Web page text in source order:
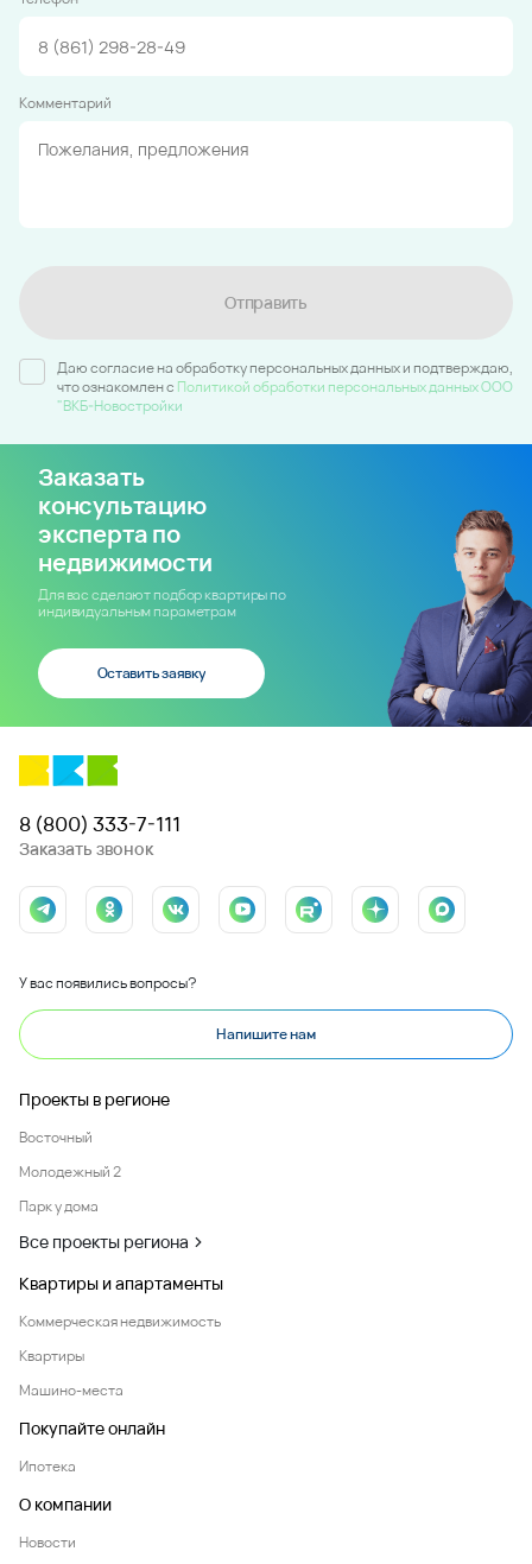
Комментарий
Отправить
Даю согласие на обработку персональных данных и подтверждаю,
что ознакомлен c Политикой обработки персональных данных ООО
"ВКБ-Новостройки
Заказать
консультацию
эксперта по
недвижимости
Для вас сделают подбор квартиры по
индивидуальным параметрам
Оставить заявку
8 (800) 333-7-111
Заказать звонок
У вас появились вопросы?
Напишите нам
Проекты в регионе
Восточный
Молодежный 2
Парк у дома
Все проекты региона
Квартиры и апартаменты
Коммерческая недвижимость
Квартиры
Машино-места
Покупайте онлайн
Ипотека
О компании
Новости